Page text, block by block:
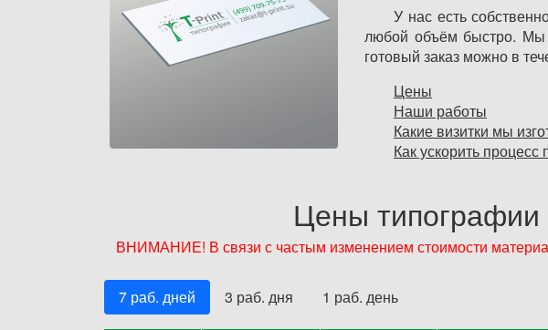
У нас есть
любой объём быстро. Мы
готовый заказ можно в
Цены
Наши работы
Какие визитки мы
Как ускорить процесс
Цены типографии
ВНИМАНИЕ! В связи с частым изменением стоимости
7 раб. дней
3 раб. дня 1 раб. день